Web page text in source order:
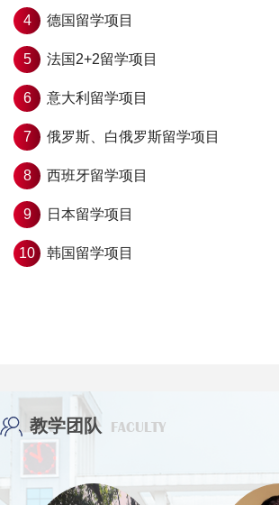
4 德国留学项目
5 法国2+2留学项目
6 意大利留学项目
7 俄罗斯、白俄罗斯留学项目
8 西班牙留学项目
9 日本留学项目
10 韩国留学项目
教学团队 FACULTY